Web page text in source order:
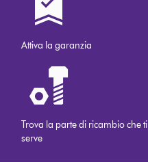
Attiva la garanzia
Trova la parte di ricambio che ti
serve